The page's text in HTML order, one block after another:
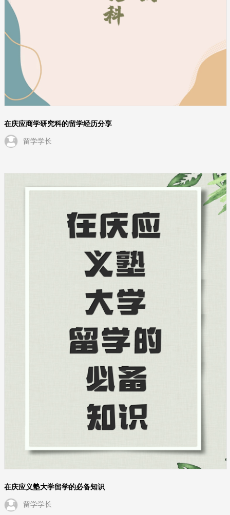
在庆应商学研究科的留学经历分享
留学学长
在庆应义塾大学留学的必备知识
留学学长